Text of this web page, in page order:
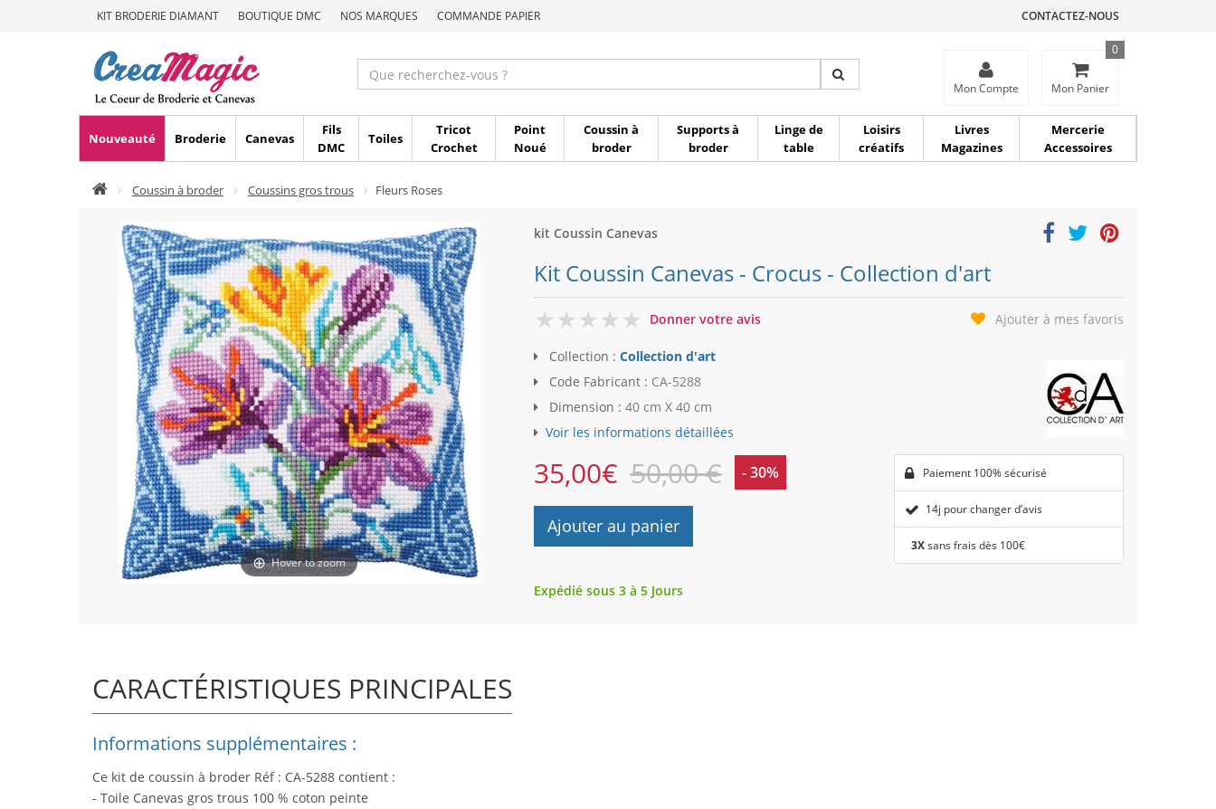
KIT BRODERIE DIAMANT BOUTIQUE DMC NOS MARQUES COMMANDE PAPIER CONTACTEZ-NOUS
Mon Compte Mon Panier
0
Nouveauté Broderie Canevas
Fils
DMC
Toiles
Tricot
Crochet
Point
Noué
Coussin à
broder
Supports à
broder
Linge de
table
Loisirs
créatifs
Livres
Magazines
Mercerie
Accessoires
Coussin à broder Coussins gros trous Fleurs Roses
Hover to zoom
kit Coussin Canevas
Kit Coussin Canevas - Crocus - Collection d'art
0
Donner votre avis Ajouter à mes favoris
Collection : Collection d'art
Code Fabricant : CA-5288
Dimension : 40 cm X 40 cm
Voir les informations détaillées
35,00€ 50,00 € - 30%
Ajouter au panier
Paiement 100% sécurisé
14j pour changer d’avis
3Xsans frais dès 100€
Expédié sous 3 à 5 Jours
CARACTÉRISTIQUES PRINCIPALES
Informations supplémentaires :
Ce kit de coussin à broder Réf : CA-5288 contient :
- Toile Canevas gros trous 100 % coton peinte